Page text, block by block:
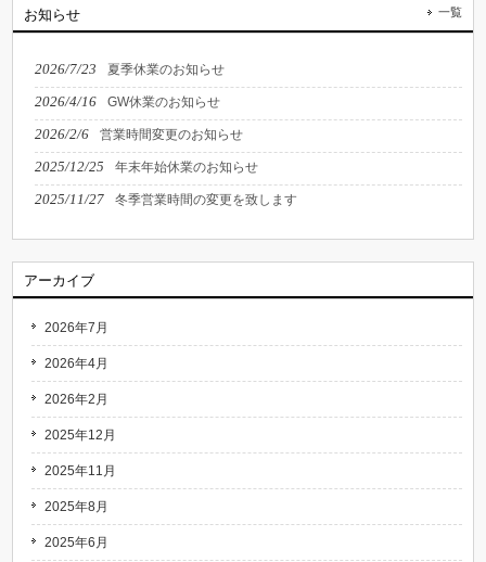
お知らせ 一覧
2026/7/23 夏季休業のお知らせ
2026/4/16 GW休業のお知らせ
2026/2/6 営業時間変更のお知らせ
2025/12/25 年末年始休業のお知らせ
2025/11/27 冬季営業時間の変更を致します
アーカイブ
2026年7月
2026年4月
2026年2月
2025年12月
2025年11月
2025年8月
2025年6月